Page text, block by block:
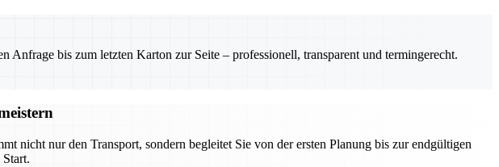
Anfrage bis zum letzten Karton zur Seite – professionell, transparent und termingerecht.
nicht nur den Transport, sondern begleitet Sie von der ersten Planung bis zur endgültigen